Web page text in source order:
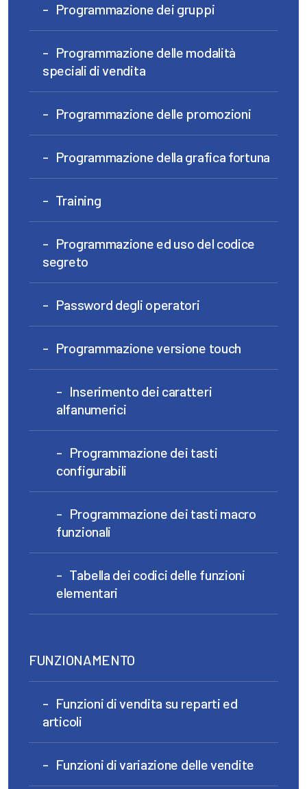
Programmazione dei gruppi
Programmazione delle modalità
speciali di vendita
Programmazione delle promozioni
Programmazione della grafica fortuna
Training
Programmazione ed uso del codice
segreto
Password degli operatori
Programmazione versione touch
Inserimento dei caratteri
alfanumerici
Programmazione dei tasti
configurabili
Programmazione dei tasti macro
funzionali
Tabella dei codici delle funzioni
elementari
FUNZIONAMENTO
Funzioni di vendita su reparti ed
articoli
Funzioni di variazione delle vendite